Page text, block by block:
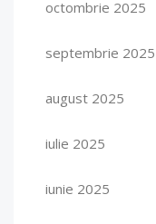
octombrie 2025
septembrie 2025
august 2025
iulie 2025
iunie 2025